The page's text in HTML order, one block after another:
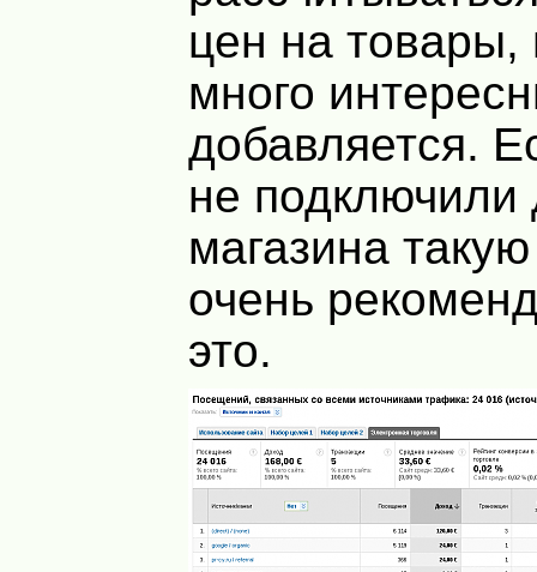
цен на
много
добавляется.
не подключили
магазина
очень
это.